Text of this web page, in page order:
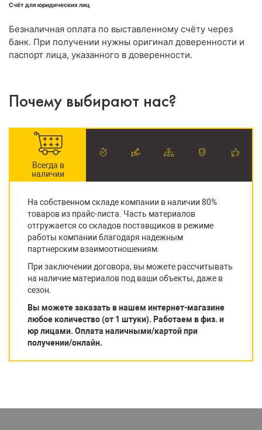
Счёт для юридических лиц
Безналичная оплата по выставленному счёту через
банк. При получении нужны оригинал доверенности и
паспорт лица, указанного в доверенности.
Почему выбирают нас?
Всегда в
наличии
На собственном складе компании в наличии 80%
товаров из прайс-листа. Часть материалов
отгружается со складов поставщиков в режиме
работы компании благодаря надежным
партнерским взаимоотношениям.
При заключении договора, вы можете рассчитывать
на наличие материалов под ваши объекты, даже в
сезон.
Вы можете заказать в нашем интернет-магазине
любое количество (от 1 штуки). Работаем в физ. и
юр лицами. Оплата наличными/картой при
получении/онлайн.